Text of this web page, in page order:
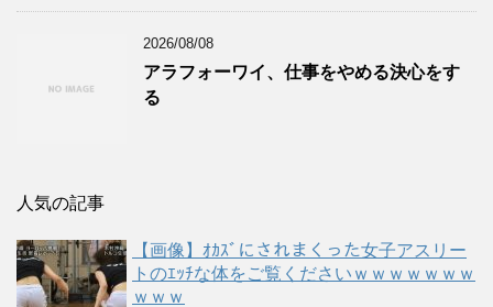
2026/08/08
アラフォーワイ、仕事をやめる決心をす
る
人気の記事
【画像】ｵｶｽﾞにされまくった女子アスリー
トのｴｯﾁな体をご覧くださいｗｗｗｗｗｗｗ
ｗｗｗ